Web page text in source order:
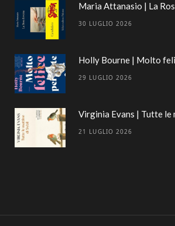
Maria Attanasio | La
30 LUGLIO 2026
Holly Bourne | Molto
29 LUGLIO 2026
Virginia Evans | Tutte le
21 LUGLIO 2026